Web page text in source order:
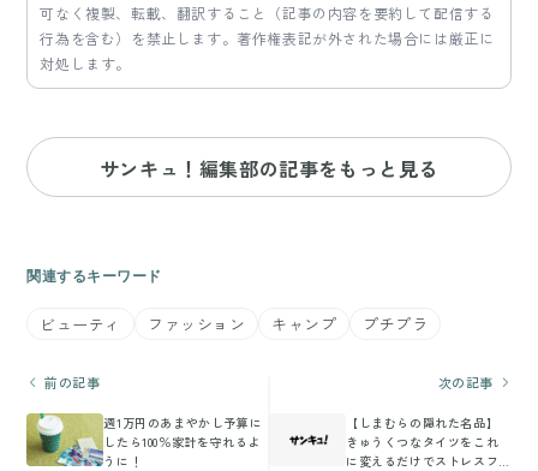
可なく複製、転載、翻訳すること（記事の内容を要約して配信する
行為を含む）を禁止します。著作権表記が外された場合には厳正に
対処します。
サンキュ！編集部の記事をもっと見る
関連するキーワード
ビューティ ファッション キャンプ プチプラ
前の記事
週1万円のあまやかし予算に
したら100％家計を守れるよ
うに！
次の記事
【しまむらの隠れた名品】
きゅうくつなタイツをこれ
に変えるだけでストレスフ